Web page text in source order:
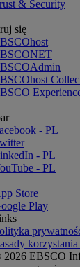
& Security
się
- PL
- PL
- PL
Store
Play
EBSCO